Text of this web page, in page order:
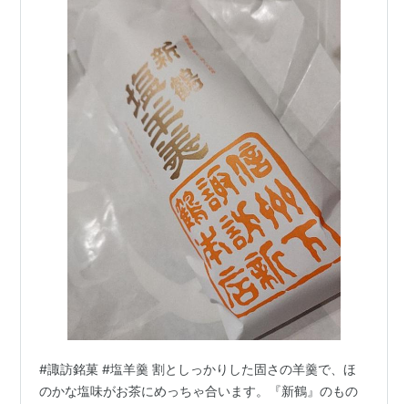
#諏訪銘菓 #塩羊羹 割としっかりした固さの羊羹で、ほ
のかな塩味がお茶にめっちゃ合います。『新鶴』のもの